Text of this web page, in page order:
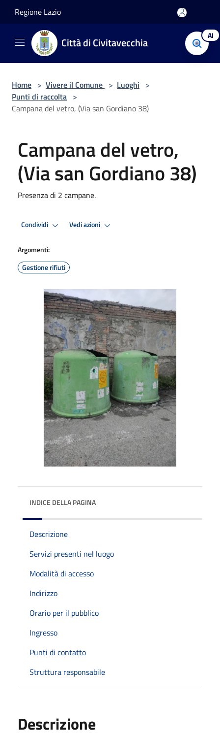
Regione Lazio
Città di Civitavecchia AI
Home > Vivere il Comune > Luoghi >
Punti di raccolta >
Campana del vetro, (Via san Gordiano 38)
Campana del vetro,
(Via san Gordiano 38)
Presenza di 2 campane.
Condividi Vedi azioni
Argomenti:
Gestione rifiuti
INDICE DELLA PAGINA
Descrizione
Servizi presenti nel luogo
Modalità di accesso
Indirizzo
Orario per il pubblico
Ingresso
Punti di contatto
Struttura responsabile
Descrizione